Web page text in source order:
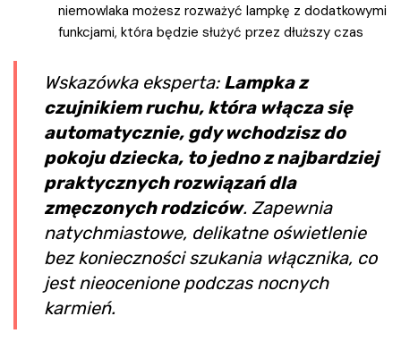
niemowlaka możesz rozważyć lampkę z dodatkowymi
funkcjami, która będzie służyć przez dłuższy czas
Wskazówka eksperta: Lampka z
czujnikiem ruchu, która włącza się
automatycznie, gdy wchodzisz do
pokoju dziecka, to jedno z najbardziej
praktycznych rozwiązań dla
zmęczonych rodziców. Zapewnia
natychmiastowe, delikatne oświetlenie
bez konieczności szukania włącznika, co
jest nieocenione podczas nocnych
karmień.